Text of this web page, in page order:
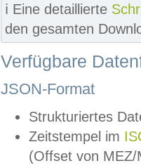
ℹ️ Eine detaillierte
den gesamten
Verfügbare
JSON-Format
Strukturiertes
Zeitstempel im
(Offset von MEZ/